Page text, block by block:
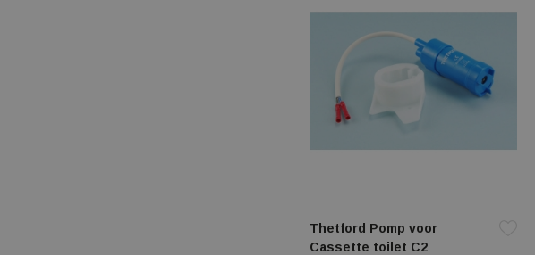
Thetford Pomp voor
Cassette toilet C2